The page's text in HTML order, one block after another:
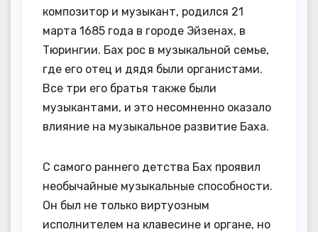
композитор и музыкант, родился 21
марта 1685 года в городе Эйзенах, в
Тюрингии. Бах рос в музыкальной семье,
где его отец и дядя были органистами.
Все три его братья также были
музыкантами, и это несомненно оказало
влияние на музыкальное развитие Баха.
С самого раннего детства Бах проявил
необычайные музыкальные способности.
Он был не только виртуозным
исполнителем на клавесине и органе, но